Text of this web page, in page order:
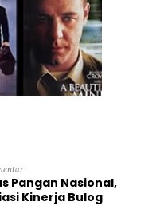
Pangan Nasional,
Kinerja Bulog